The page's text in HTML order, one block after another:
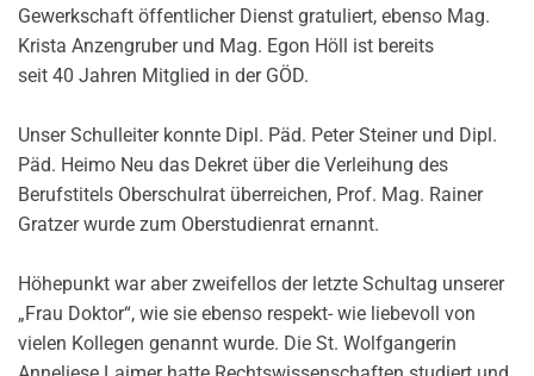
Gewerkschaft öffentlicher Dienst gratuliert, ebenso Mag.
Krista Anzengruber und Mag. Egon Höll ist bereits
seit 40 Jahren Mitglied in der GÖD.
Unser Schulleiter konnte Dipl. Päd. Peter Steiner und Dipl.
Päd. Heimo Neu das Dekret über die Verleihung des
Berufstitels Oberschulrat überreichen, Prof. Mag. Rainer
Gratzer wurde zum Oberstudienrat ernannt.
Höhepunkt war aber zweifellos der letzte Schultag unserer
„Frau Doktor“, wie sie ebenso respekt- wie liebevoll von
vielen Kollegen genannt wurde. Die St. Wolfgangerin